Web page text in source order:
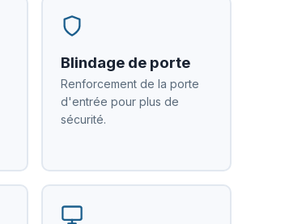
Blindage de porte
Renforcement de la porte
d'entrée pour plus de
sécurité.